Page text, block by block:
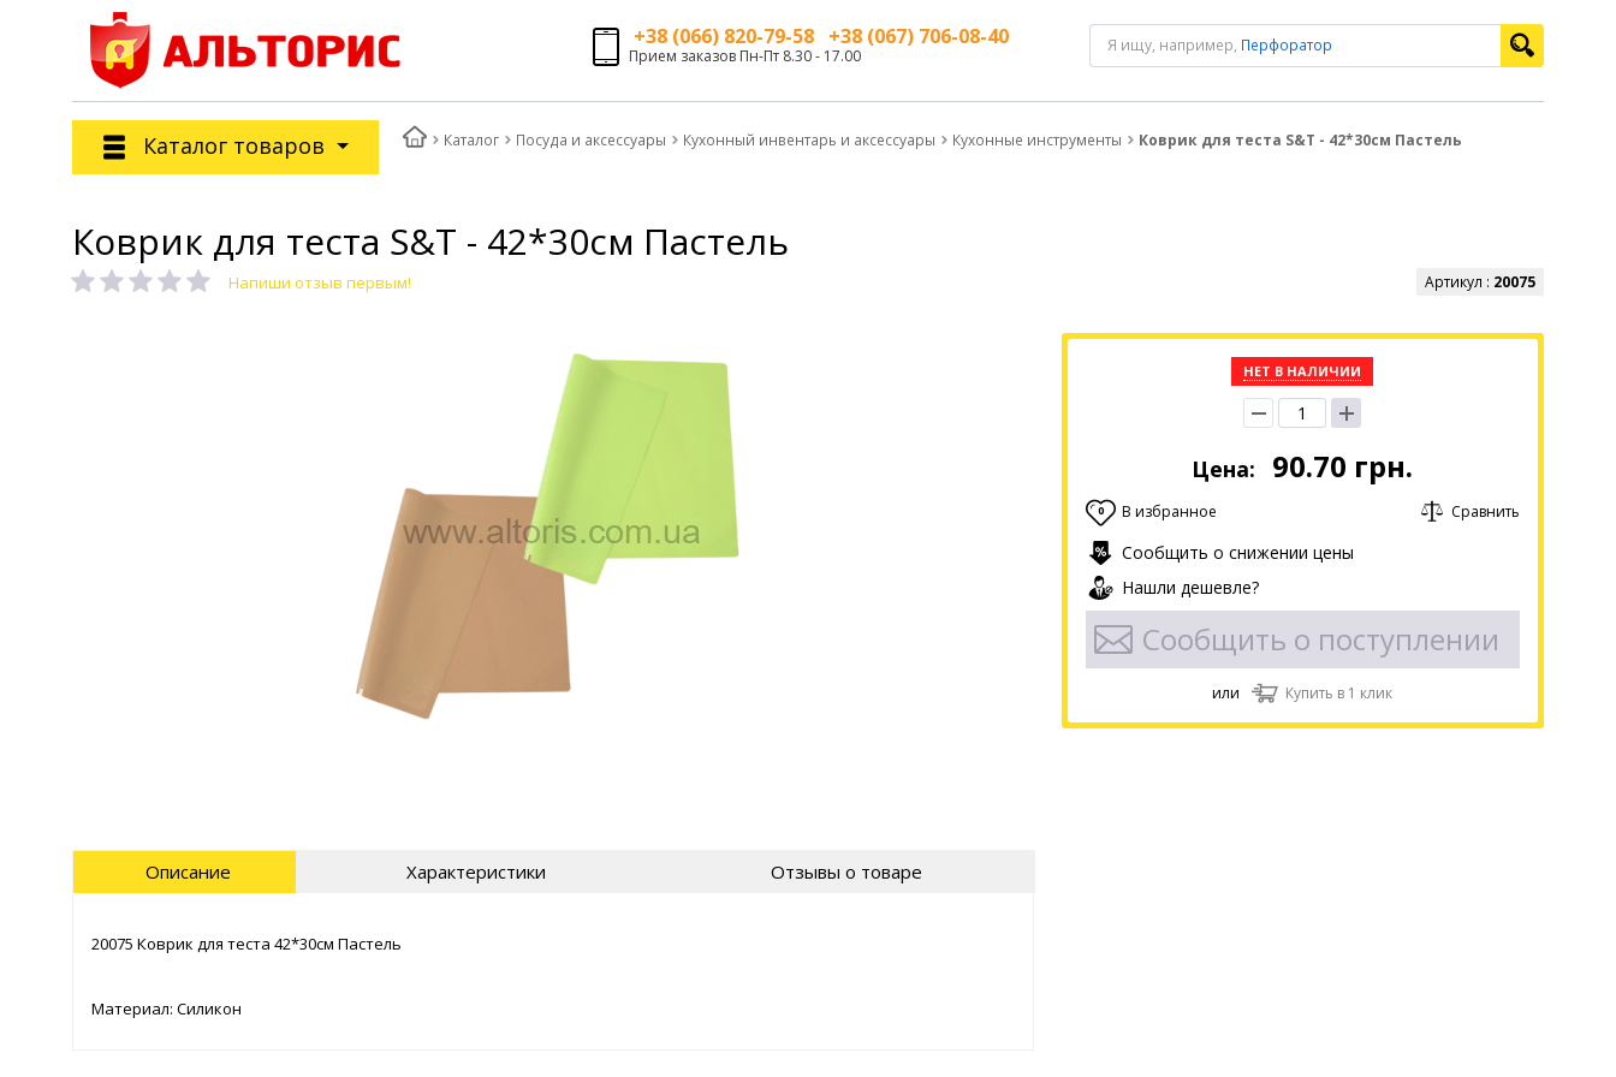
+38 (066) 820-79-58 +38 (067) 706-08-40
Прием заказов Пн-Пт 8.30 - 17.00
Я ищу, например, Перфоратор
Каталог товаров Каталог Посуда и аксессуары Кухонный инвентарь и аксессуары Кухонные инструменты Коврик для теста S&T - 42*30см Пастель
Коврик для теста S&T - 42*30см Пастель
Напиши отзыв первым! Артикул : 20075
НЕТ В НАЛИЧИИ
Цена: 90.70 грн.
0 В избранное Сравнить
Сообщить о снижении цены
Нашли дешевле?
Сообщить о поступлении
или Купить в 1 клик
Описание Характеристики Отзывы о товаре
20075 Коврик для теста 42*30см Пастель
Материал: Силикон